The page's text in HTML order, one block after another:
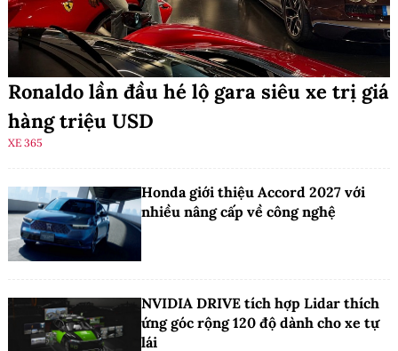
Ronaldo lần đầu hé lộ gara siêu xe trị giá
hàng triệu USD
XE 365
Honda giới thiệu Accord 2027 với
nhiều nâng cấp về công nghệ
NVIDIA DRIVE tích hợp Lidar thích
ứng góc rộng 120 độ dành cho xe tự
lái